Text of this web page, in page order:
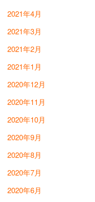
2021年4月
2021年3月
2021年2月
2021年1月
2020年12月
2020年11月
2020年10月
2020年9月
2020年8月
2020年7月
2020年6月